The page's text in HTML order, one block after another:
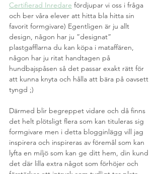
Certifierad Inredare fördjupar vi oss i fråga
och ber våra elever att hitta bla hitta sin
favorit formgivare) Egentligen är ju allt
design, någon har ju ”designat”
plastgafflarna du kan köpa i mataffären,
någon har ju ritat handtagen på
hundbajspåsen så det passar exakt rätt för
att kunna knyta och hålla att bära på oavsett
tyngd ;)
Därmed blir begreppet vidare och då finns
det helt plötsligt flera som kan tituleras sig
formgivare men i detta blogginlägg vill jag
inspirera och inspireras av föremål som kan
lyfta en miljö som kan ge ditt hem, din kund
det där lilla extra något som förhöjer och